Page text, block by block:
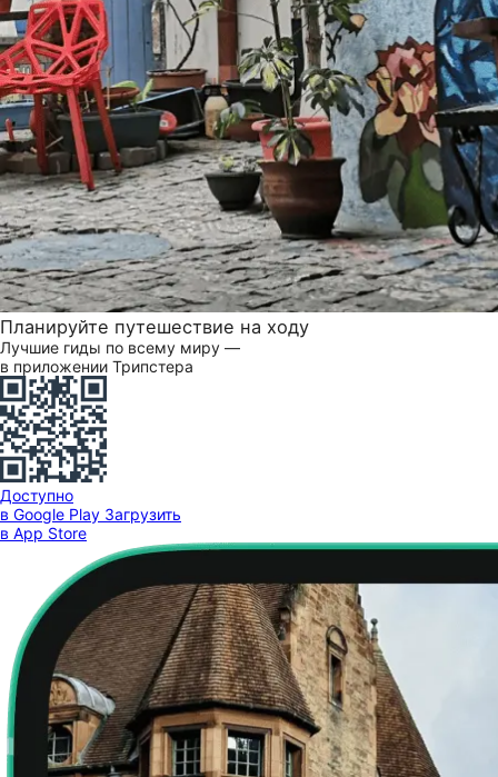
Планируйте путешествие на ходу
Лучшие гиды по всему миру —
в приложении Трипстера
Доступно
в Google Play Загрузить
в App Store